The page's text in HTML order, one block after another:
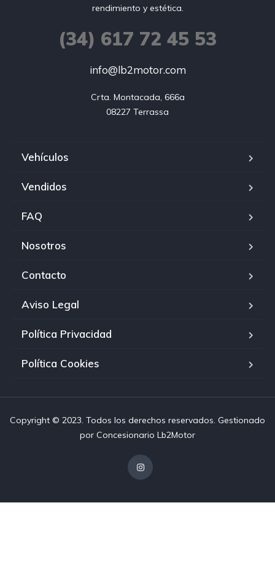
rendimiento y estética.
(34) 617 72 45 53
info@lb2motor.com
Crta. Montacada, 666a
08227 Terrassa
Vehículos
Vendidos
FAQ
Nosotros
Contacto
Aviso Legal
Política Privacidad
Política Cookies
Copyright © 2023. Todos los derechos reservados. Gestionado
por Concesionario Lb2Motor